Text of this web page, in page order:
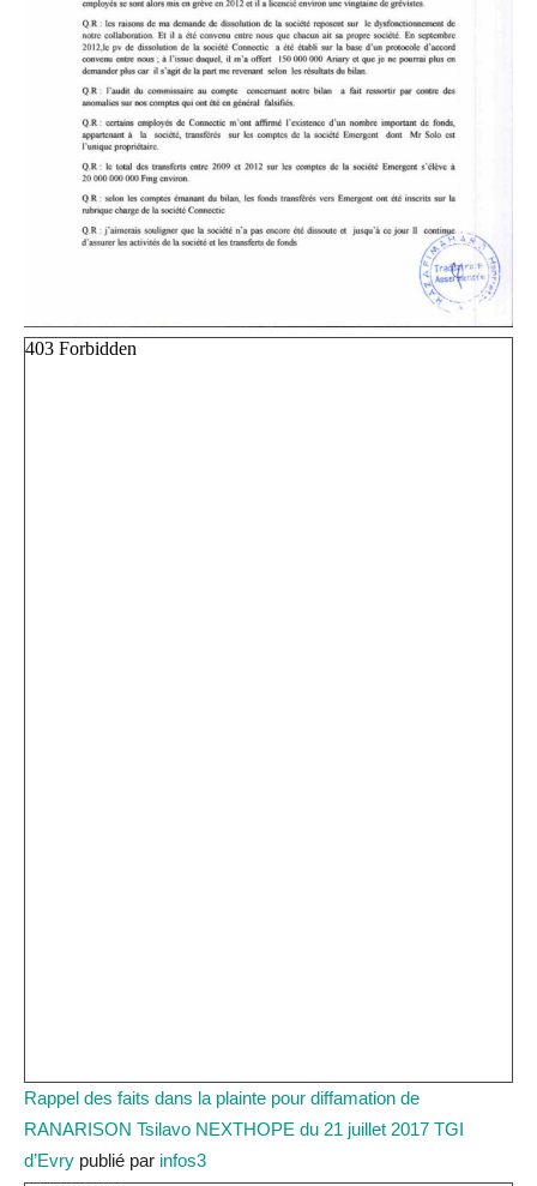
Rappel des faits dans la plainte pour diffamation de
RANARISON Tsilavo NEXTHOPE du 21 juillet 2017 TGI
d’Evry publié par infos3